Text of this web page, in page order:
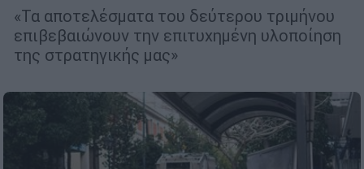
«Τα αποτελέσματα του δεύτερου τριμήνου
επιβεβαιώνουν την επιτυχημένη υλοποίηση
της στρατηγικής μας»